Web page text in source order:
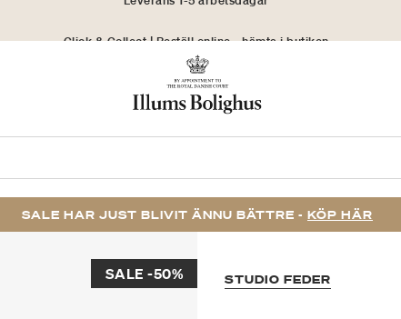
30 dagars returrätt
SALE HAR JUST BLIVIT ÄNNU BÄTTRE - KÖP HÄR
SALE -50% STUDIO FEDER